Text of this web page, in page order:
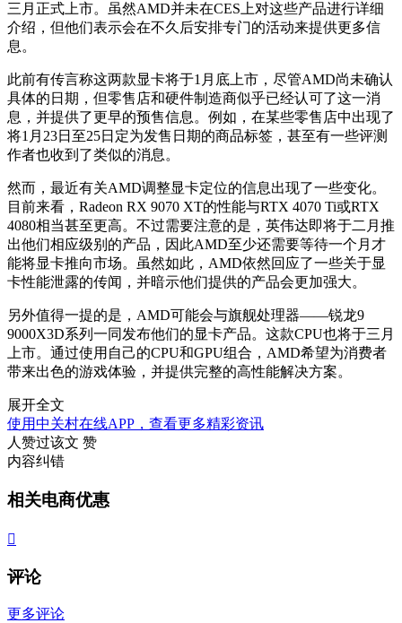
三月正式上市。虽然AMD并未在CES上对这些产品进行详细
介绍，但他们表示会在不久后安排专门的活动来提供更多信
息。
此前有传言称这两款显卡将于1月底上市，尽管AMD尚未确认
具体的日期，但零售店和硬件制造商似乎已经认可了这一消
息，并提供了更早的预售信息。例如，在某些零售店中出现了
将1月23日至25日定为发售日期的商品标签，甚至有一些评测
作者也收到了类似的消息。
然而，最近有关AMD调整显卡定位的信息出现了一些变化。
目前来看，Radeon RX 9070 XT的性能与RTX 4070 Ti或RTX
4080相当甚至更高。不过需要注意的是，英伟达即将于二月推
出他们相应级别的产品，因此AMD至少还需要等待一个月才
能将显卡推向市场。虽然如此，AMD依然回应了一些关于显
卡性能泄露的传闻，并暗示他们提供的产品会更加强大。
另外值得一提的是，AMD可能会与旗舰处理器——锐龙9
9000X3D系列一同发布他们的显卡产品。这款CPU也将于三月
上市。通过使用自己的CPU和GPU组合，AMD希望为消费者
带来出色的游戏体验，并提供完整的高性能解决方案。
展开全文
使用中关村在线APP，查看更多精彩资讯
人赞过该文 赞
内容纠错
相关电商优惠

评论
更多评论